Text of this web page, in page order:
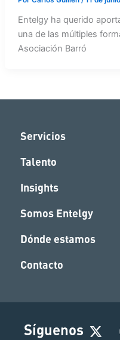
Entelgy ha querido
una de las múltiples
Asociación Barró
Servicios
Talento
Insights
Somos Entelgy
Dónde estamos
Contacto
Síguenos